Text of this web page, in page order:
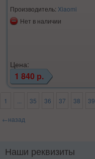
Производитель: Xiaomi
Нет в наличии
Цена:
1 840 р.
1 35 36 37 38 39
←назад
Наши реквизиты